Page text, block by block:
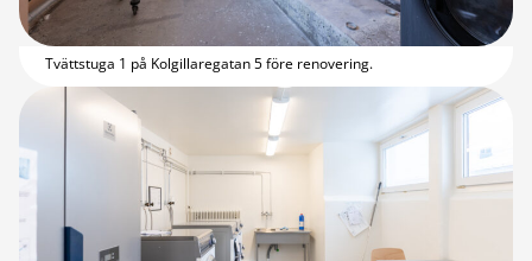
Tvättstuga 1 på Kolgillaregatan 5 före renovering.